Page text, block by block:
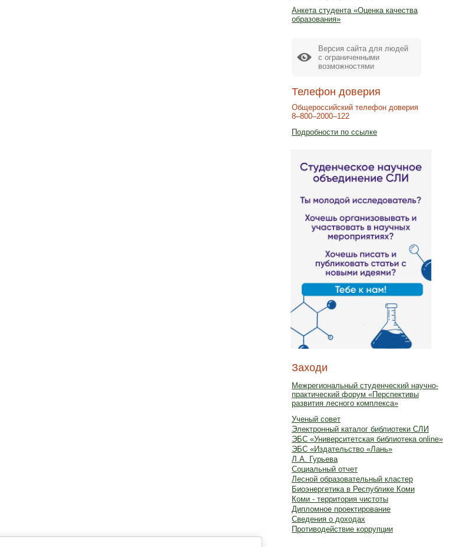
Анкета студента «Оценка качества
образования»
Версия сайта для людей
с ограниченными
возможностями
Телефон доверия
Общероссийский телефон доверия
8–800–2000–122
Подробности по ссылке
Заходи
Межрегиональный студенческий научно-
практический форум «Перспективы
развития лесного комплекса»
Ученый совет
Электронный каталог библиотеки СЛИ
ЭБС «Университетская библиотека online»
ЭБС «Издательство «Лань»
Л.А. Гурьева
Социальный отчет
Лесной образовательный кластер
Биоэнергетика в Республике Коми
Коми - территория чистоты
Дипломное проектирование
Сведения о доходах
Противодействие коррупции